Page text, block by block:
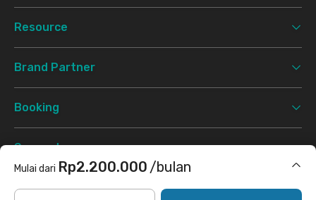
Mulai dari Rp2.200.000 /bulan
Resource
Brand Partner
Booking
Support
Syarat & Ketentuan Kebijakan Privasi